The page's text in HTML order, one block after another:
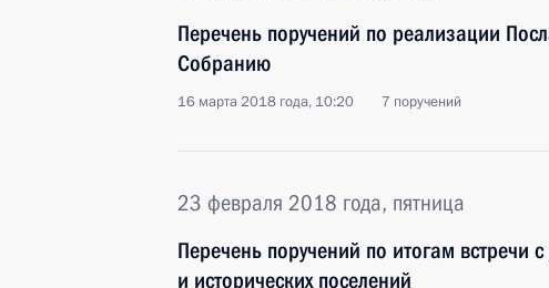
Перечень поручений по реализации
Собранию
16 марта 2018 года, 10:20 7 поручений
23 февраля 2018 года, пятница
Перечень поручений по итогам встречи
и исторических поселений